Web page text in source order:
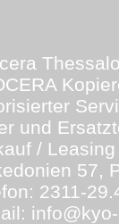
und
/
57,
2311-